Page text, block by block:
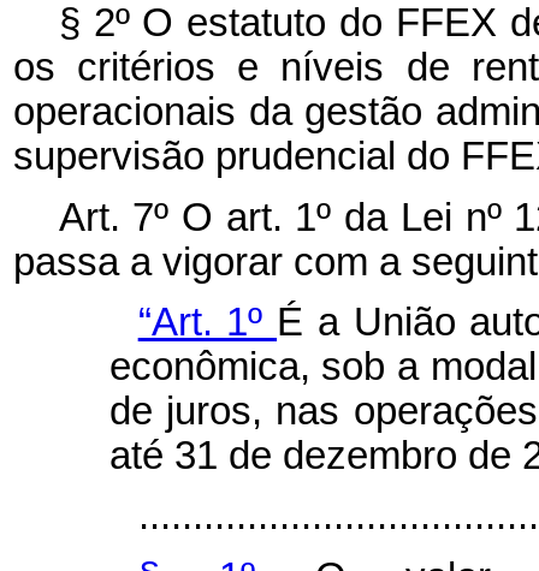
§ 2º O estatuto do FFEX
os critérios e níveis de
operacionais da gestão
supervisão prudencial do
Art. 7º O art. 1º da Lei nº
passa a vigorar com a
“Art. 1º É a União
econômica, sob a
de juros, nas
até 31 de dezembro de